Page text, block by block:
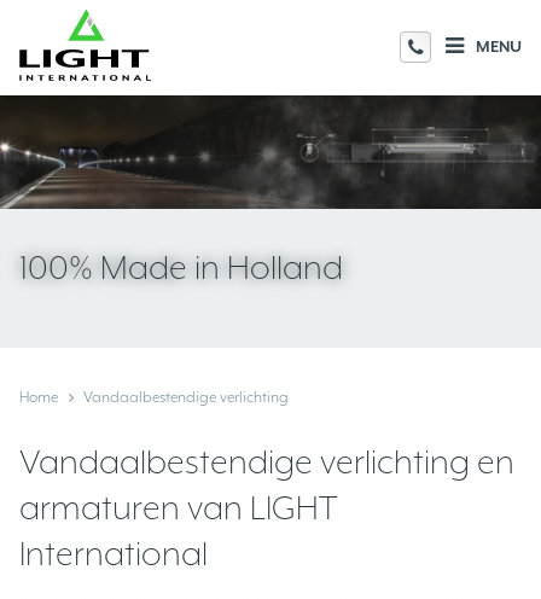
MENU
100% Made in Holland
Home Vandaalbestendige verlichting
Vandaalbestendige verlichting en
armaturen van LIGHT
International